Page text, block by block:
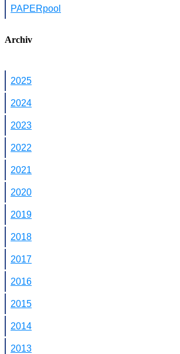
PAPERpool
Archiv
2025
2024
2023
2022
2021
2020
2019
2018
2017
2016
2015
2014
2013